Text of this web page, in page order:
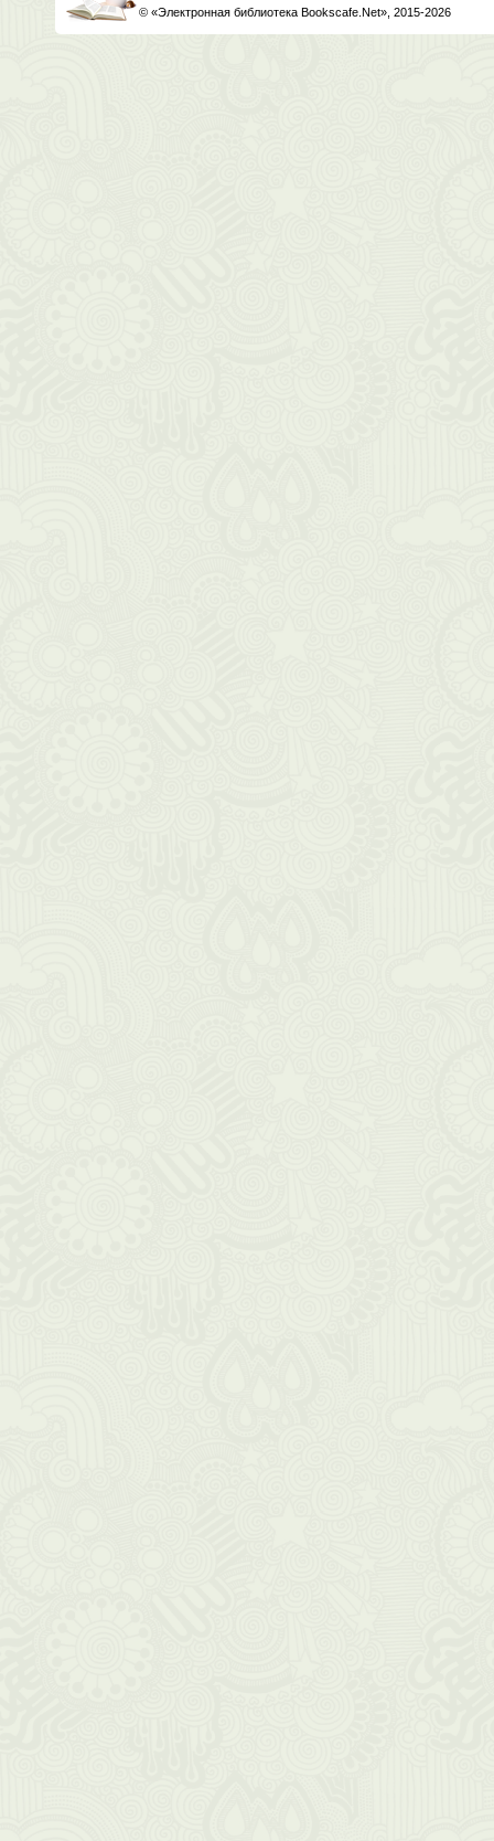
© «Электронная библиотека Bookscafe.Net», 2015-2026